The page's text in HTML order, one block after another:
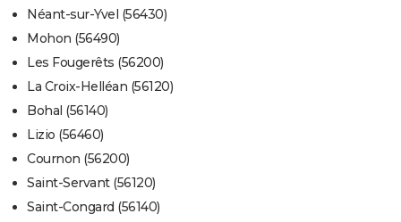
Néant-sur-Yvel (56430)
Mohon (56490)
Les Fougerêts (56200)
La Croix-Helléan (56120)
Bohal (56140)
Lizio (56460)
Cournon (56200)
Saint-Servant (56120)
Saint-Congard (56140)